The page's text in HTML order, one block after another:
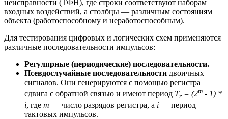
неисправности (ТФН), где строки соответствуют наборам
входных воздействий, а столбцы — различным состояниям
объекта (работоспособному и неработоспособным).
Для тестирования цифровых и логических схем применяются
различные последовательности импульсов:
Регулярные (периодические) последовательности.
Псевдослучайные последовательности двоичных
сигналов. Они генерируются с помощью регистра
сдвига с обратной связью и имеют период Tr = (2m - 1) *
i, где m — число разрядов регистра, а i — период
тактовых импульсов.